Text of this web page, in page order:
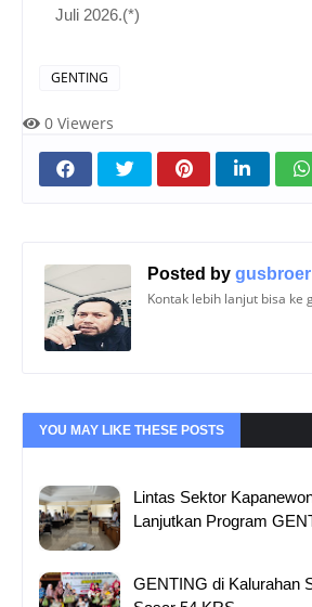
Juli 2026.(*)
GENTING
0 Viewers
Posted by gusbroer
Kontak lebih lanjut bisa ke
YOU MAY LIKE THESE POSTS
Lintas Sektor
Lanjutkan Program
GENTING di Kalurahan